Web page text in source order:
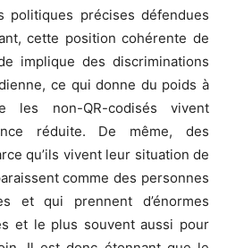
politiques précises défendues
cette position cohérente de
implique des discriminations
ce qui donne du poids à
les non-QR-codisés vivent
réduite. De même, des
qu’ils vivent leur situation de
comme des personnes
et qui prennent d’énormes
et le plus souvent aussi pour